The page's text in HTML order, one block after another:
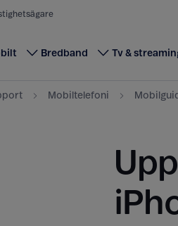
Bredband Tv &
Mobiltelefoni